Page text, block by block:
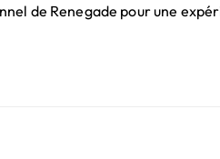
de Renegade pour une